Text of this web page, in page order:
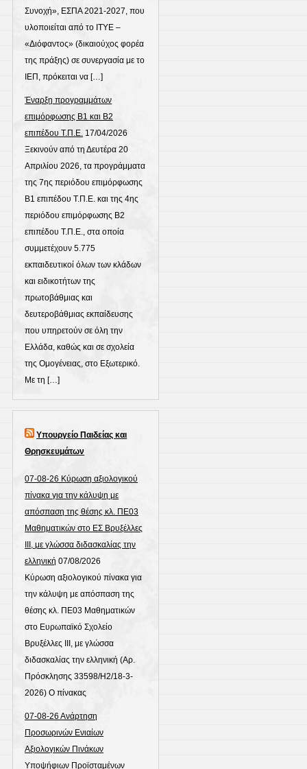
Συνοχή», ΕΣΠΑ 2021-2027, που
υλοποιείται από το ΙΤΥΕ –
«Διόφαντος» (δικαιούχος φορέα
της πράξης) σε συνεργασία με το
ΙΕΠ, πρόκειται να […]
Έναρξη προγραμμάτων
επιμόρφωσης Β1 και Β2
επιπέδου Τ.Π.Ε. 17/04/2026
Ξεκινούν από τη Δευτέρα 20
Απριλίου 2026, τα προγράμματα
της 7ης περιόδου επιμόρφωσης
Β1 επιπέδου Τ.Π.Ε. και της 4ης
περιόδου επιμόρφωσης Β2
επιπέδου Τ.Π.Ε., στα οποία
συμμετέχουν 5.775
εκπαιδευτικοί όλων των κλάδων
και ειδικοτήτων της
πρωτοβάθμιας και
δευτεροβάθμιας εκπαίδευσης
που υπηρετούν σε όλη την
Ελλάδα, καθώς και σε σχολεία
της Ομογένειας, στο Εξωτερικό.
Με τη […]
Υπουργείο Παιδείας και
Θρησκευμάτων
07-08-26 Κύρωση αξιολογικού
πίνακα για την κάλυψη με
απόσπαση της θέσης κλ. ΠΕ03
Μαθηματικών στο ΕΣ Βρυξέλλες
ΙΙΙ, με γλώσσα διδασκαλίας την
ελληνική 07/08/2026
Κύρωση αξιολογικού πίνακα για
την κάλυψη με απόσπαση της
θέσης κλ. ΠΕ03 Μαθηματικών
στο Ευρωπαϊκό Σχολείο
Βρυξέλλες ΙΙΙ, με γλώσσα
διδασκαλίας την ελληνική (Αρ.
Πρόσκλησης 33598/Η2/18-3-
2026) Ο πίνακας
07-08-26 Ανάρτηση
Προσωρινών Ενιαίων
Αξιολογικών Πινάκων
Υποψήφιων Προϊσταμένων